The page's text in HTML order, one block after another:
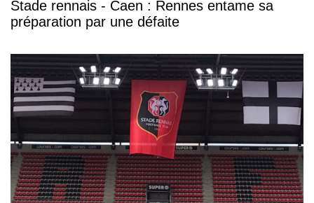
Stade rennais - Caen : Rennes entame sa
préparation par une défaite